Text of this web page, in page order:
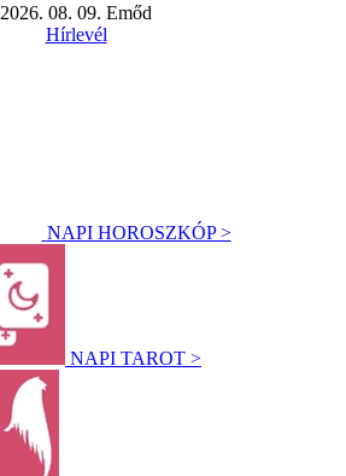
2026. 08. 09. Emőd
Hírlevél
NAPI HOROSZKÓP >
NAPI TAROT >